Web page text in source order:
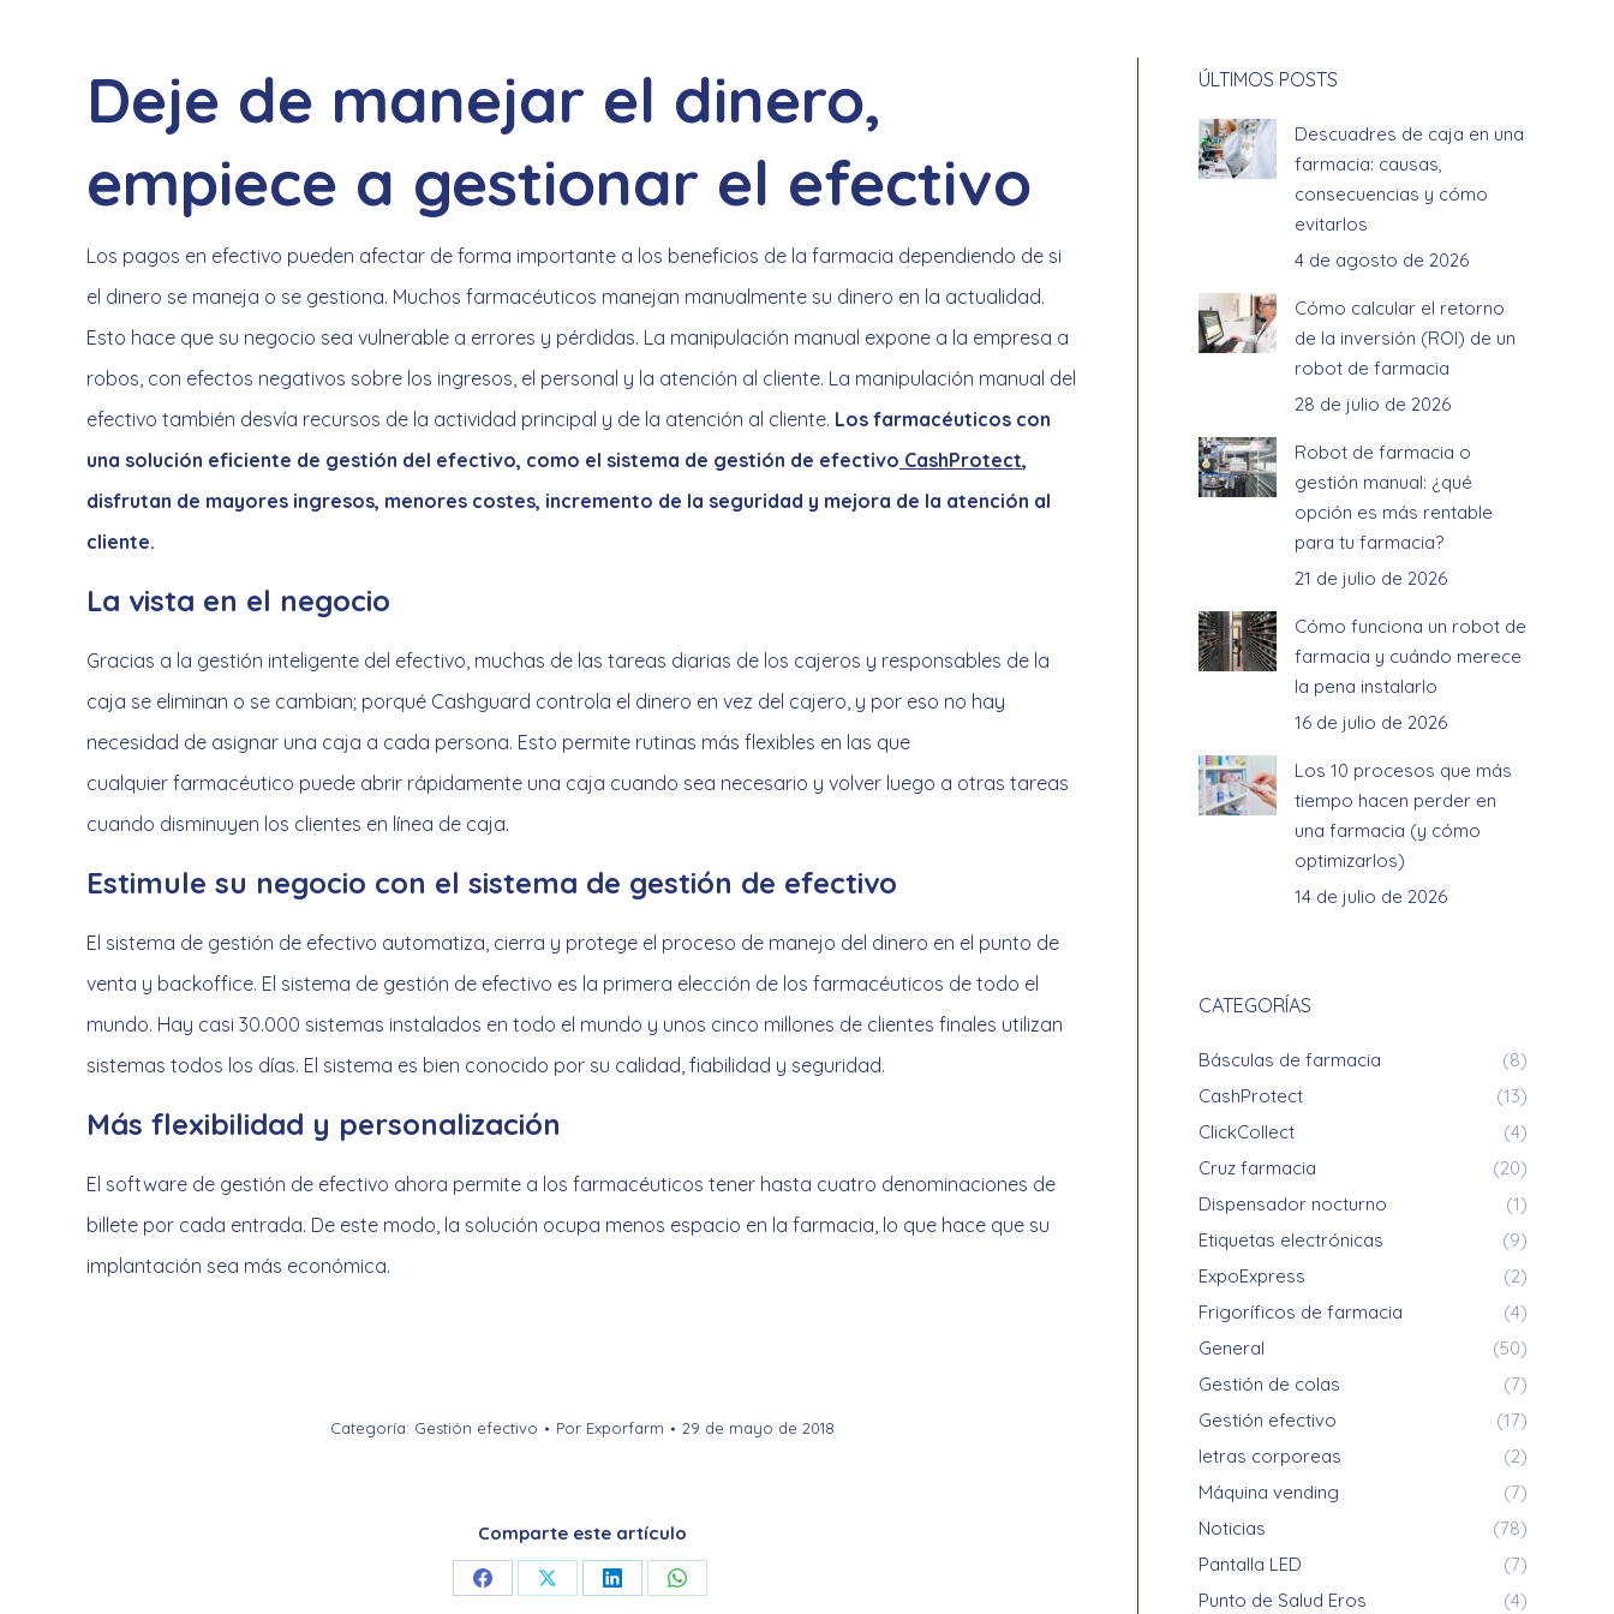
Deje de manejar el dinero,
empiece a gestionar el efectivo
Los pagos en efectivo pueden afectar de forma importante a los beneficios de la farmacia dependiendo de si
el dinero se maneja o se gestiona. Muchos farmacéuticos manejan manualmente su dinero en la actualidad.
Esto hace que su negocio sea vulnerable a errores y pérdidas. La manipulación manual expone a la empresa a
robos, con efectos negativos sobre los ingresos, el personal y la atención al cliente. La manipulación manual del
efectivo también desvía recursos de la actividad principal y de la atención al cliente. Los farmacéuticos con
una solución eficiente de gestión del efectivo, como el sistema de gestión de efectivo CashProtect,
disfrutan de mayores ingresos, menores costes, incremento de la seguridad y mejora de la atención al
cliente.
La vista en el negocio
Gracias a la gestión inteligente del efectivo, muchas de las tareas diarias de los cajeros y responsables de la
caja se eliminan o se cambian; porqué Cashguard controla el dinero en vez del cajero, y por eso no hay
necesidad de asignar una caja a cada persona. Esto permite rutinas más flexibles en las que
cualquier farmacéutico puede abrir rápidamente una caja cuando sea necesario y volver luego a otras tareas
cuando disminuyen los clientes en línea de caja.
Estimule su negocio con el sistema de gestión de efectivo
El sistema de gestión de efectivo automatiza, cierra y protege el proceso de manejo del dinero en el punto de
venta y backoffice. El sistema de gestión de efectivo es la primera elección de los farmacéuticos de todo el
mundo. Hay casi 30.000 sistemas instalados en todo el mundo y unos cinco millones de clientes finales utilizan
sistemas todos los días. El sistema es bien conocido por su calidad, fiabilidad y seguridad.
Más flexibilidad y personalización
El software de gestión de efectivo ahora permite a los farmacéuticos tener hasta cuatro denominaciones de
billete por cada entrada. De este modo, la solución ocupa menos espacio en la farmacia, lo que hace que su
implantación sea más económica.
Categoría: Gestión efectivo Por Exporfarm 29 de mayo de 2018
Comparte este artículo
Share Share Share Share
ÚLTIMOS POSTS
Descuadres de caja en una
farmacia: causas,
consecuencias y cómo
evitarlos
4 de agosto de 2026
Cómo calcular el retorno
de la inversión (ROI) de un
robot de farmacia
28 de julio de 2026
Robot de farmacia o
gestión manual: ¿qué
opción es más rentable
para tu farmacia?
21 de julio de 2026
Cómo funciona un robot de
farmacia y cuándo merece
la pena instalarlo
16 de julio de 2026
Los 10 procesos que más
tiempo hacen perder en
una farmacia (y cómo
optimizarlos)
14 de julio de 2026
CATEGORÍAS
Básculas de farmacia
(8)
CashProtect
(13)
ClickCollect
(4)
Cruz farmacia
(20)
Dispensador nocturno
(1)
Etiquetas electrónicas
(9)
ExpoExpress
(2)
Frigoríficos de farmacia
(4)
General
(50)
Gestión de colas
(7)
Gestión efectivo
(17)
letras corporeas
(2)
Máquina vending
(7)
Noticias
(78)
Pantalla LED
(7)
Punto de Salud Eros
(4)